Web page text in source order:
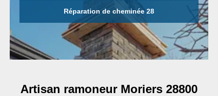
Réparation de cheminée 28
Artisan ramoneur Moriers 28800